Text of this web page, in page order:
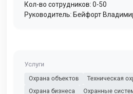
Кол-во сотрудников: 0-50
Руководитель: Бейфорт
Услуги
Охрана объектов
Техническая
Охрана бизнеса
Охранные